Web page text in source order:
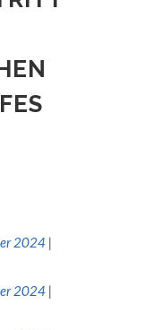
2024 |
2024 |